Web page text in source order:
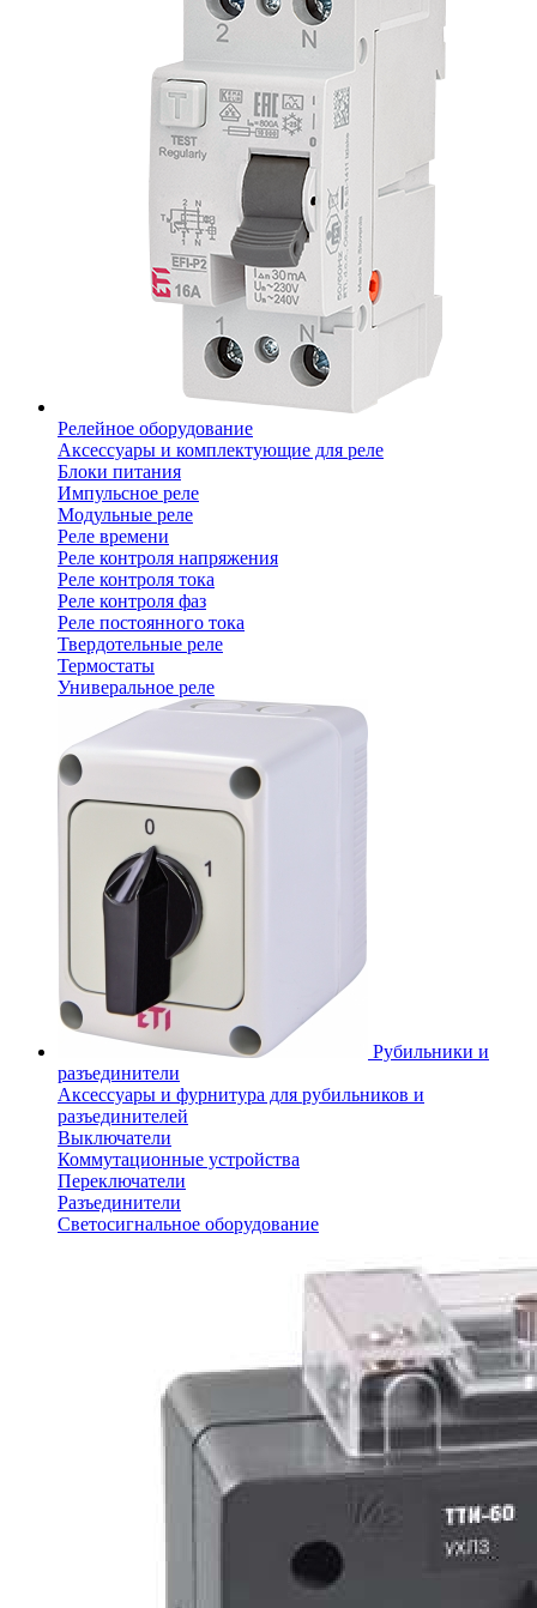
Релейное оборудование
Аксессуары и комплектующие для реле
Блоки питания
Импульсное реле
Модульные реле
Реле времени
Реле контроля напряжения
Реле контроля тока
Реле контроля фаз
Реле постоянного тока
Твердотельные реле
Термостаты
Универальное реле
Рубильники и
разъединители
Аксессуары и фурнитура для рубильников и
разъединителей
Выключатели
Коммутационные устройства
Переключатели
Разъединители
Светосигнальное оборудование